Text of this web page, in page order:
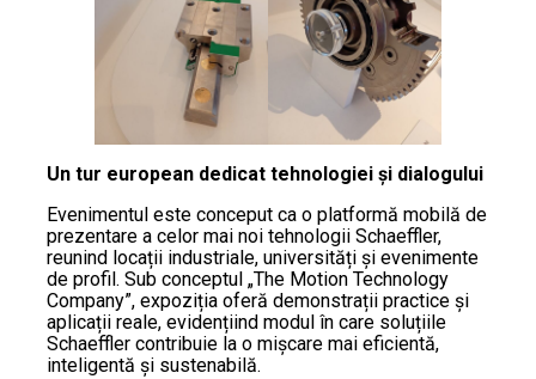
Un tur european dedicat tehnologiei și dialogului
Evenimentul este conceput ca o platformă mobilă de
prezentare a celor mai noi tehnologii Schaeffler,
reunind locații industriale, universități și evenimente
de profil. Sub conceptul „The Motion Technology
Company”, expoziția oferă demonstrații practice și
aplicații reale, evidențiind modul în care soluțiile
Schaeffler contribuie la o mișcare mai eficientă,
inteligentă și sustenabilă.